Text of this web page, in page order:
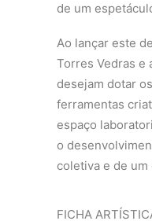
de um
Ao lançar este
Torres Vedras e
desejam dotar
ferramentas
espaço
o
coletiva e de
FICHA